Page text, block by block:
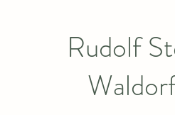
Rudolf